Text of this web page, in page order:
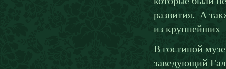
развития. А
из крупнейших
В гостиной
заведующий